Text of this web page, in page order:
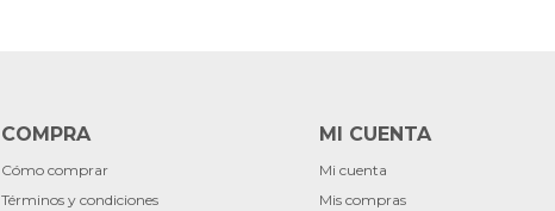
COMPRA
Cómo comprar
Términos y condiciones
MI CUENTA
Mi cuenta
Mis compras